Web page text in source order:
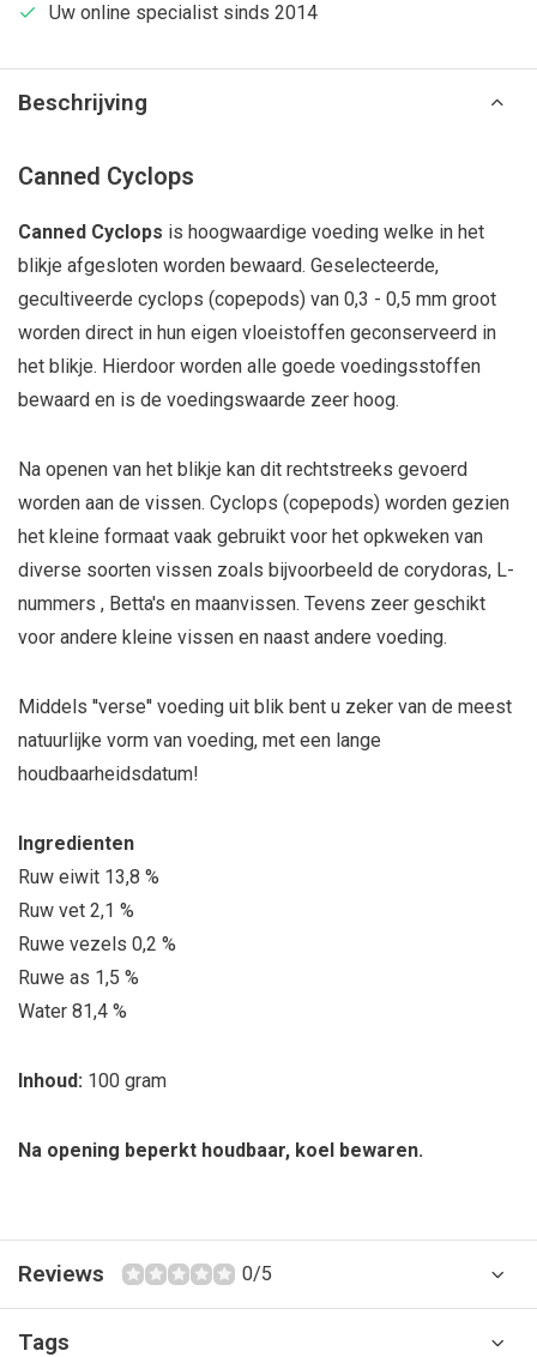
Uw online specialist sinds 2014
Beschrijving
Canned Cyclops
Canned Cyclops is hoogwaardige voeding welke in het
blikje afgesloten worden bewaard. Geselecteerde,
gecultiveerde cyclops (copepods) van 0,3 - 0,5 mm groot
worden direct in hun eigen vloeistoffen geconserveerd in
het blikje. Hierdoor worden alle goede voedingsstoffen
bewaard en is de voedingswaarde zeer hoog.
Na openen van het blikje kan dit rechtstreeks gevoerd
worden aan de vissen. Cyclops (copepods) worden gezien
het kleine formaat vaak gebruikt voor het opkweken van
diverse soorten vissen zoals bijvoorbeeld de corydoras, L-
nummers , Betta's en maanvissen. Tevens zeer geschikt
voor andere kleine vissen en naast andere voeding.
Middels ''verse'' voeding uit blik bent u zeker van de meest
natuurlijke vorm van voeding, met een lange
houdbaarheidsdatum!
Ingredienten
Ruw eiwit 13,8 %
Ruw vet 2,1 %
Ruwe vezels 0,2 %
Ruwe as 1,5 %
Water 81,4 %
Inhoud: 100 gram
Na opening beperkt houdbaar, koel bewaren.
Reviews 0/5
Tags